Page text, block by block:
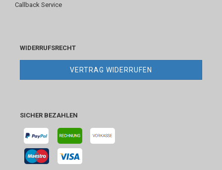
Callback Service
WIDERRUFSRECHT
VERTRAG WIDERRUFEN
SICHER BEZAHLEN